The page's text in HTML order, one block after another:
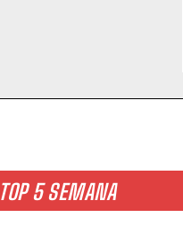
TOP 5 SEMANA